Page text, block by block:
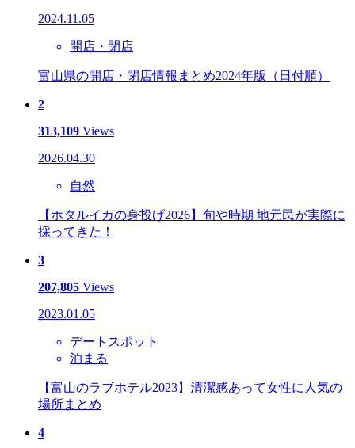
2024.11.05
開店・閉店
富山県の開店・閉店情報まとめ2024年版（日付順）
2
313,109 Views
2026.04.30
自然
【ホタルイカの身投げ2026】旬や時期 地元民が実際に
採ってきた！
3
207,805 Views
2023.01.05
デートスポット
泊まる
【富山のラブホテル2023】清潔感あって女性に人気の
場所まとめ
4